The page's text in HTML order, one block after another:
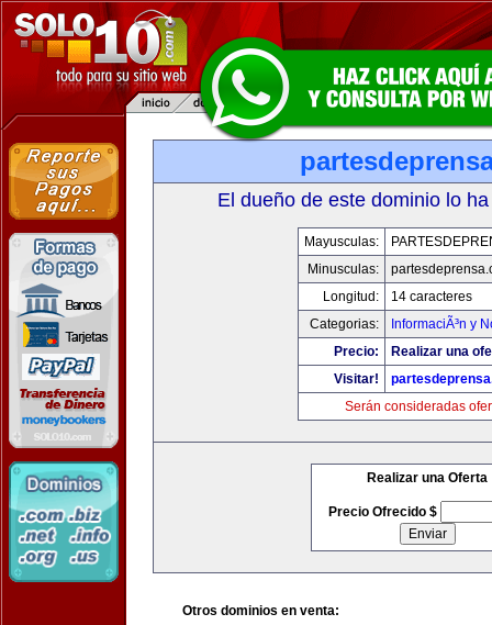
El dueño de este dominio lo
Mayusculas:
Minusculas:
Longitud:
14 caracteres
Categorias:
InformaciÃ³n y
Precio:
Realizar una
Visitar!
Serán consideradas
Realizar una Oferta
Precio Ofrecido $
Otros dominios en venta: